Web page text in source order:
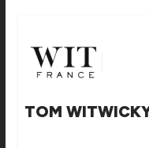
TOM